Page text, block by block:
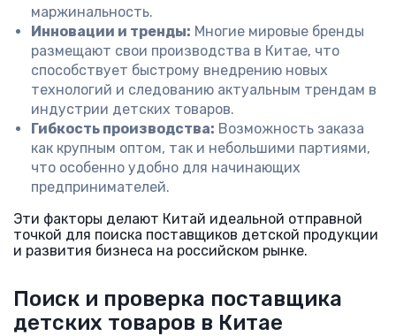
маржинальность.
Инновации и тренды: Многие мировые бренды
размещают свои производства в Китае, что
способствует быстрому внедрению новых
технологий и следованию актуальным трендам в
индустрии детских товаров.
Гибкость производства: Возможность заказа
как крупным оптом, так и небольшими партиями,
что особенно удобно для начинающих
предпринимателей.
Эти факторы делают Китай идеальной отправной
точкой для поиска поставщиков детской продукции
и развития бизнеса на российском рынке.
Поиск и проверка поставщика
детских товаров в Китае